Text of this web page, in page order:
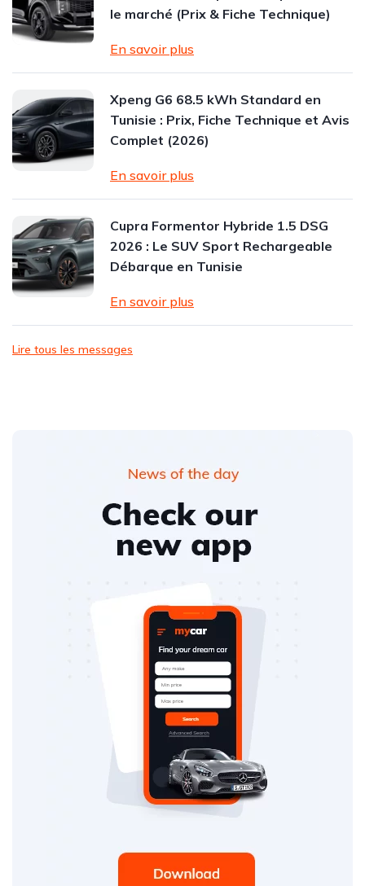
le marché (Prix & Fiche Technique)
En savoir plus
Xpeng G6 68.5 kWh Standard en
Tunisie : Prix, Fiche Technique et Avis
Complet (2026)
En savoir plus
Cupra Formentor Hybride 1.5 DSG
2026 : Le SUV Sport Rechargeable
Débarque en Tunisie
En savoir plus
Lire tous les messages